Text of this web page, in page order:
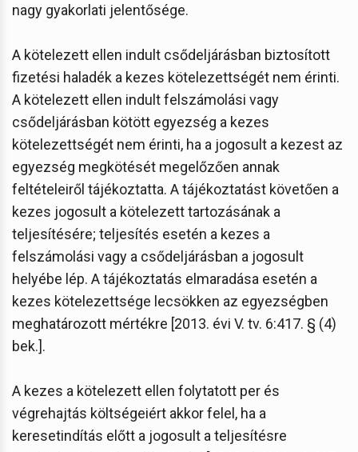
nagy gyakorlati jelentősége.
A kötelezett ellen indult csődeljárásban biztosított
fizetési haladék a kezes kötelezettségét nem érinti.
A kötelezett ellen indult felszámolási vagy
csődeljárásban kötött egyezség a kezes
kötelezettségét nem érinti, ha a jogosult a kezest az
egyezség megkötését megelőzően annak
feltételeiről tájékoztatta. A tájékoztatást követően a
kezes jogosult a kötelezett tartozásának a
teljesítésére; teljesítés esetén a kezes a
felszámolási vagy a csődeljárásban a jogosult
helyébe lép. A tájékoztatás elmaradása esetén a
kezes kötelezettsége lecsökken az egyezségben
meghatározott mértékre [2013. évi V. tv. 6:417. § (4)
bek.].
A kezes a kötelezett ellen folytatott per és
végrehajtás költségeiért akkor felel, ha a
keresetindítás előtt a jogosult a teljesítésre